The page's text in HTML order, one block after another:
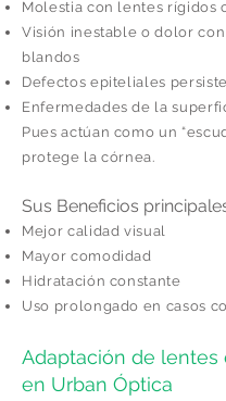
Molestia con lentes rígidos
Visión inestable o dolor
blandos
Defectos epiteliales
Enfermedades de la
Pues actúan como un
protege la córnea.
Sus Beneficios
Mejor calidad visual
Mayor comodidad
Hidratación constante
Uso prolongado en casos
Adaptación de lentes
en Urban Óptica